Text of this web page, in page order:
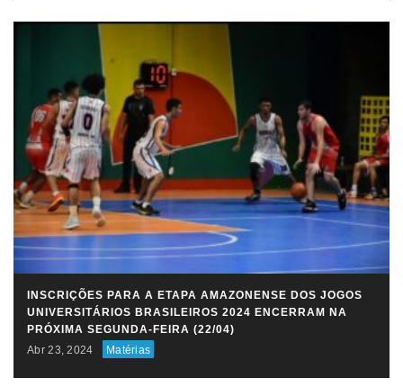
INSCRIÇÕES PARA A ETAPA AMAZONENSE DOS JOGOS
UNIVERSITÁRIOS BRASILEIROS 2024 ENCERRAM NA
PRÓXIMA SEGUNDA-FEIRA (22/04)
Abr 23, 2024
Matérias